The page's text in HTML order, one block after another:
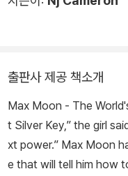
출판사 제공 책소개
Max Moon - The
t Silver Key,” the girl
xt power.” Max Moon
e that will tell him how